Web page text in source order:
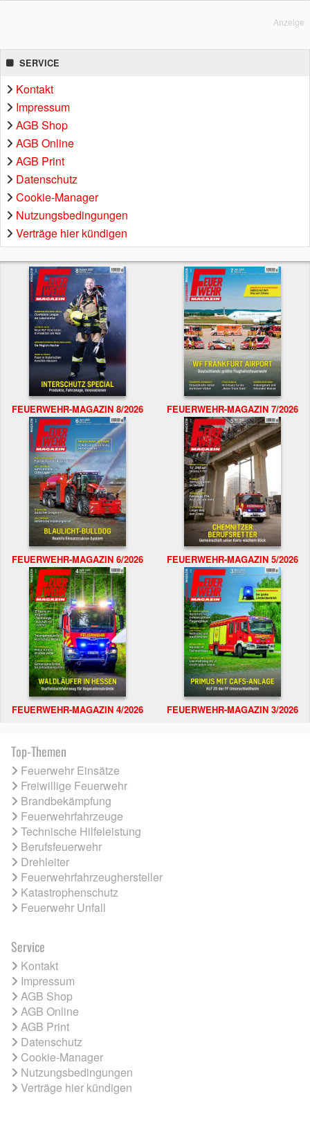
Anzeige
SERVICE
Kontakt
Impressum
AGB Shop
AGB Online
AGB Print
Datenschutz
Cookie-Manager
Nutzungsbedingungen
Verträge hier kündigen
FEUERWEHR-MAGAZIN 8/2026 FEUERWEHR-MAGAZIN 7/2026
FEUERWEHR-MAGAZIN 6/2026 FEUERWEHR-MAGAZIN 5/2026
FEUERWEHR-MAGAZIN 4/2026 FEUERWEHR-MAGAZIN 3/2026
Top-Themen
Feuerwehr Einsätze
Freiwillige Feuerwehr
Brandbekämpfung
Feuerwehrfahrzeuge
Technische Hilfeleistung
Berufsfeuerwehr
Drehleiter
Feuerwehrfahrzeughersteller
Katastrophenschutz
Feuerwehr Unfall
Service
Kontakt
Impressum
AGB Shop
AGB Online
AGB Print
Datenschutz
Cookie-Manager
Nutzungsbedingungen
Verträge hier kündigen